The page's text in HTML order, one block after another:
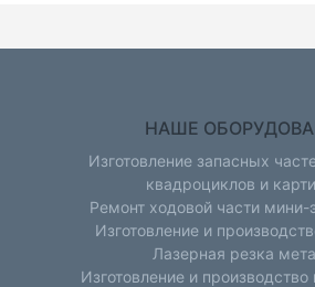
НАШЕ
Изготовление запасных
квадроциклов и
Ремонт ходовой части мини-
Изготовление и
Лазерная резка
Изготовление и производство